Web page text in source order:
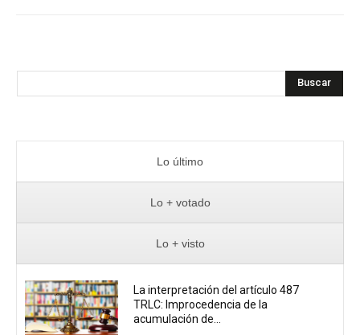
Buscar
Lo último
Lo + votado
Lo + visto
La interpretación del artículo 487
TRLC: Improcedencia de la
acumulación de...